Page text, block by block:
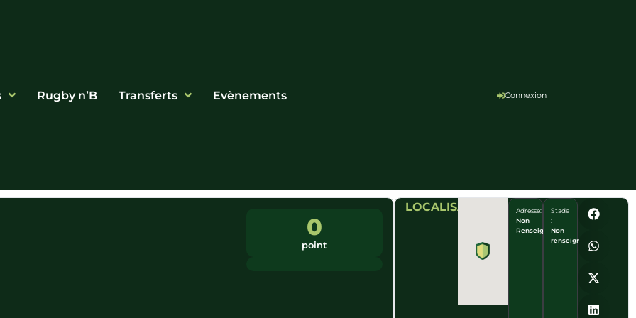
Rugby n’B Transferts Evènements Connexion
0
point
LOCALISATION
Adresse:
Non
Renseigné
Stade
:
Non
renseigné